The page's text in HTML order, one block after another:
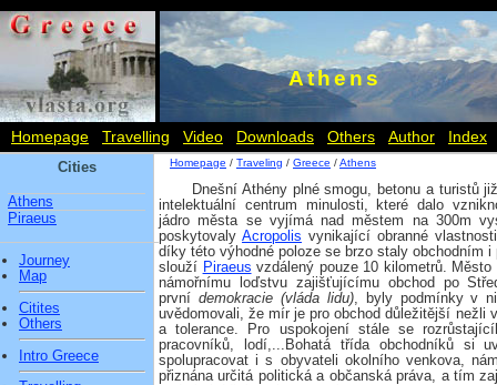
Athens
Homepage Travelling Video Downloads Others Author Index
Cities
Athens
Piraeus
Journey
Map
Citites
Others
Intro Greece
Homepage / Traveling / Greece /Athens
Dnešní Athény plné smogu, betonu a turistů
intelektuální centrum minulosti, které dalo
jádro města se vyjímá nad městem na 300m
poskytovaly Acropolis vynikající obranné
díky této výhodné poloze se brzo staly obchodním
slouží Piraeus vzdálený pouze 10 kilometrů.
námořnímu loďstvu zajišťujícímu obchod po
první demokracie (vláda lidu), byly podmínky v
uvědomovali, že mír je pro obchod důležitější nežli
a tolerance. Pro uspokojení stále se
pracovníků, lodí,...Bohatá třída obchodníků si
spolupracovat i s obyvateli okolního venkova,
přiznána určitá politická a občanská práva, a tím